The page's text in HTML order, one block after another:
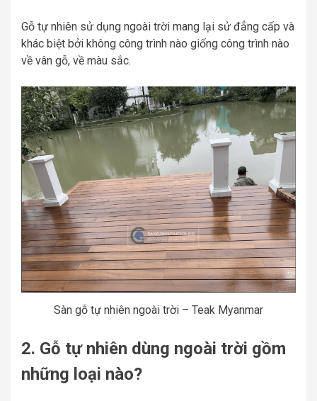
Gỗ tự nhiên sử dụng ngoài trời mang lại sử đẳng cấp và
khác biệt bởi không công trình nào giống công trình nào
về vân gỗ, về màu sắc.
Sàn gỗ tự nhiên ngoài trời – Teak Myanmar
2. Gỗ tự nhiên dùng ngoài trời gồm
những loại nào?